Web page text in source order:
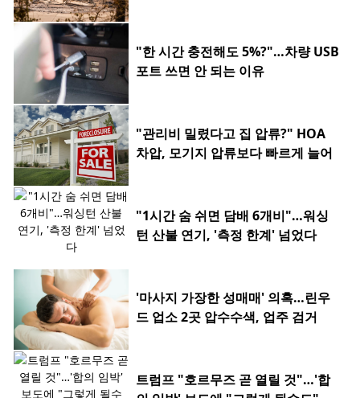
"한 시간 충전해도 5%?"…차량 USB
포트 쓰면 안 되는 이유
"관리비 밀렸다고 집 압류?" HOA
차압, 모기지 압류보다 빠르게 늘어
"1시간 숨 쉬면 담배 6개비"…워싱
턴 산불 연기, '측정 한계' 넘었다
'마사지 가장한 성매매' 의혹…린우
드 업소 2곳 압수수색, 업주 검거
트럼프 "호르무즈 곧 열릴 것"…'합